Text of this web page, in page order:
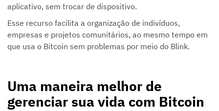
aplicativo, sem trocar de dispositivo.
Esse recurso facilita a organização de indivíduos,
empresas e projetos comunitários, ao mesmo tempo em
que usa o Bitcoin sem problemas por meio do Blink.
Uma maneira melhor de
gerenciar sua vida com Bitcoin